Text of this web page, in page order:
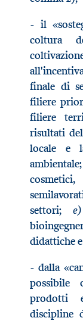
- il
coltura
finale di
filiere
filiere
risultati
locale e
settori; e)
didattiche
- dalla
possibile
prodotti
discipline